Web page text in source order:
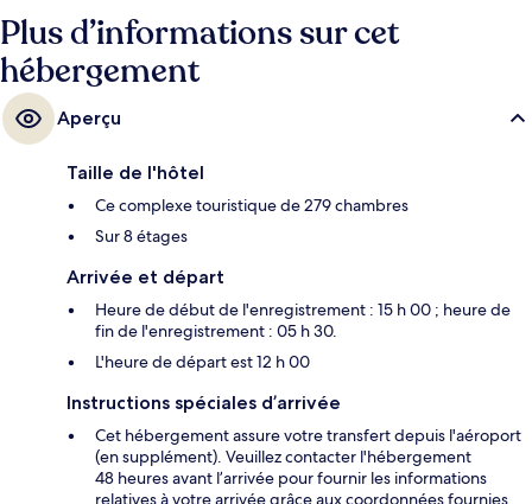
et un sauna. Les autres voyageurs adorent le personnel attentionné.
Plus d’informations sur cet
hébergement
Aperçu
Taille de l'hôtel
Ce complexe touristique de 279 chambres
Sur 8 étages
Arrivée et départ
Heure de début de l'enregistrement : 15 h 00 ; heure de
fin de l'enregistrement : 05 h 30.
L'heure de départ est 12 h 00
Instructions spéciales d’arrivée
Cet hébergement assure votre transfert depuis l'aéroport
(en supplément). Veuillez contacter l'hébergement
48 heures avant l’arrivée pour fournir les informations
relatives à votre arrivée grâce aux coordonnées fournies